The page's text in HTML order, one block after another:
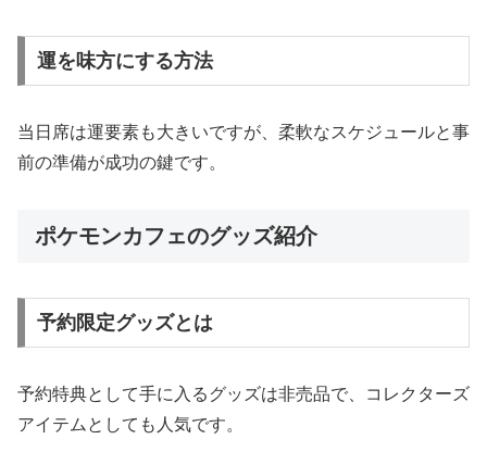
運を味方にする方法
当日席は運要素も大きいですが、柔軟なスケジュールと事
前の準備が成功の鍵です。
ポケモンカフェのグッズ紹介
予約限定グッズとは
予約特典として手に入るグッズは非売品で、コレクターズ
アイテムとしても人気です。